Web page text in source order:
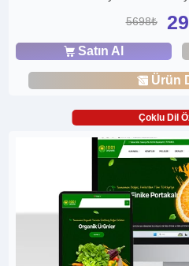
5698₺
Satın Al
Ürün
Çoklu Dil